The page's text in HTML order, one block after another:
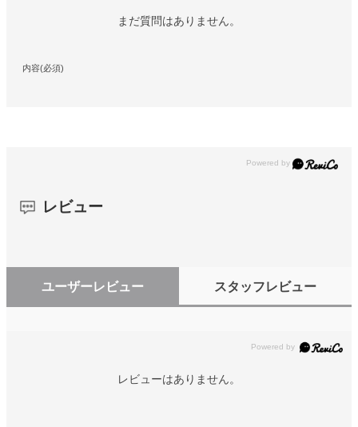
まだ質問はありません。
内容(必須)
レビュー
ユーザーレビュー スタッフレビュー
レビューはありません。